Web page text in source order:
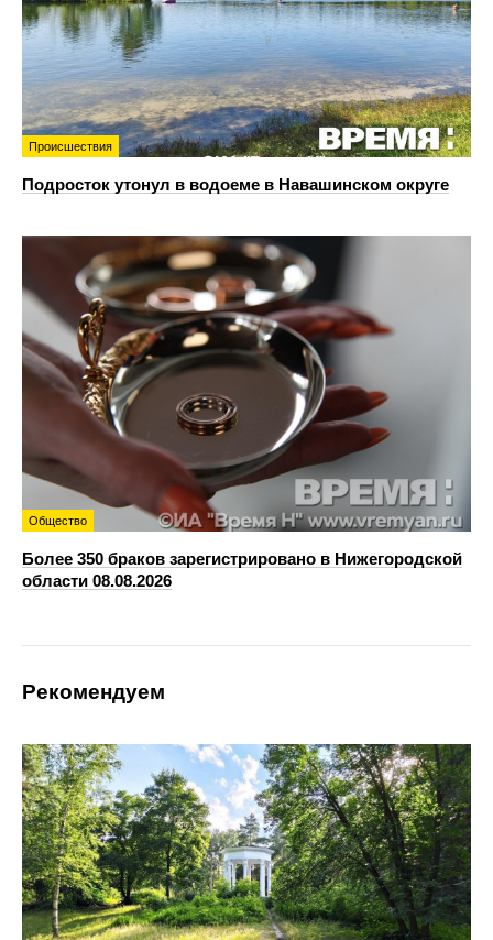
Происшествия
Подросток утонул в водоеме в Навашинском округе
Общество
Более 350 браков зарегистрировано в Нижегородской
области 08.08.2026
Рекомендуем